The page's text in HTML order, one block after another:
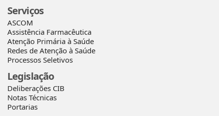
Serviços
ASCOM
Assistência Farmacêutica
Atenção Primária à Saúde
Redes de Atenção à Saúde
Processos Seletivos
Legislação
Deliberações CIB
Notas Técnicas
Portarias